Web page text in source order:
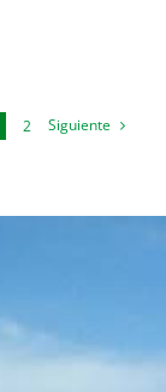
2 Siguiente